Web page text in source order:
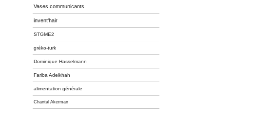
Vases communicants
invent'hair
STGME2
gréko-turk
Dominique Hasselmann
Fariba Adelkhah
alimentation générale
Chantal Akerman